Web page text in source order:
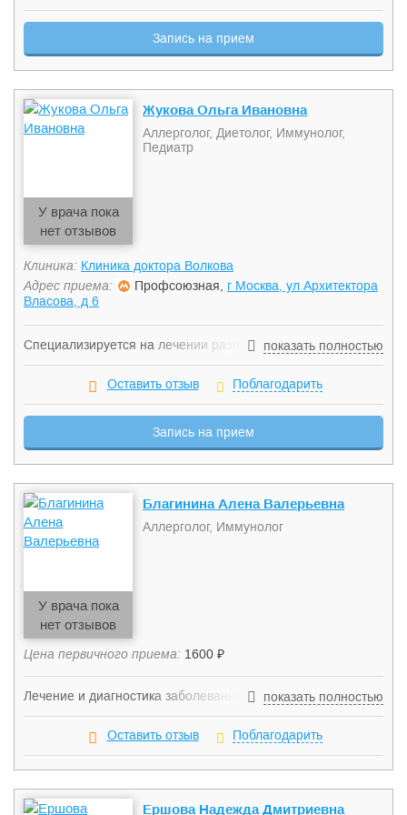
Запись на прием
У врача пока
нет отзывов
Жукова Ольга Ивановна
Аллерголог, Диетолог, Иммунолог,
Педиатр
Клиника: Клиника доктора Волкова
Адрес приема:
Профсоюзная, г Москва, ул Архитектора
Власова, д 6
Специализируется на лечении различных детских
заболеваний, лечит ожирение, хронические заболевания
дыхательных путей, скрытые пищевые аллегри,
Является врачом первой категории. Ольга Ивановна
систематически повышает уровень своей квалификации.
показать полностью
Оставить отзыв Поблагодарить
Запись на прием
У врача пока
нет отзывов
Благинина Алена Валерьевна
Аллерголог, Иммунолог
Цена первичного приема: 1600 ₽
Лечение и диагностика заболеваний: Атопический
дерматит; Контактный дерматит (простой ирритантный,
аллергический); Крапивница; Ангионевротические отеки;
аллергический синдром, индуцированные пищей
энтеропатия, аллергический энтероколит, проктоколит,
проктит, эозинофильный эзофагит, гастроэнтерит и др;
показать полностью
Оставить отзыв Поблагодарить
Ершова Надежда Дмитриевна